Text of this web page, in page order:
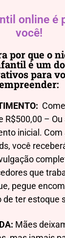
online é
você!
por que o
é um
para
R$500,00 –
inicial. Com
você
que
pegue
de ter estoque
Mães